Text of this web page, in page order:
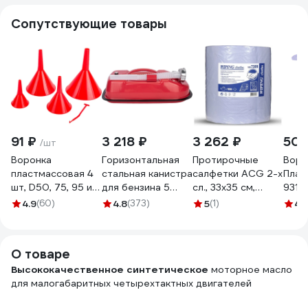
Сопутствующие товары
91 ₽ /шт
Воронка
пластмассовая 4
шт, D50, 75, 95 и
115 мм REDMARK
4.9(60)
3 218 ₽
Горизонтальная
стальная канистра
для бензина 5
литров
4.8(373)
3 262 ₽
Протирочные
салфетки ACG 2-х
сл., 33х35 см,
1000 листов
5(1)
50
4.7
О товаре
Высококачественное синтетическое моторное масло
для малогабаритных четырехтактных двигателей